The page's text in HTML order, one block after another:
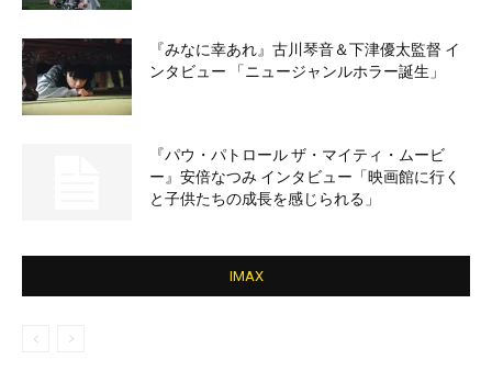
『みなに幸あれ』古川琴音＆下津優太監督 イ
ンタビュー 「ニュージャンルホラー誕生」
『パウ・パトロール ザ・マイティ・ムービ
ー』安倍なつみ インタビュー「映画館に行く
と子供たちの成長を感じられる」
IMAX